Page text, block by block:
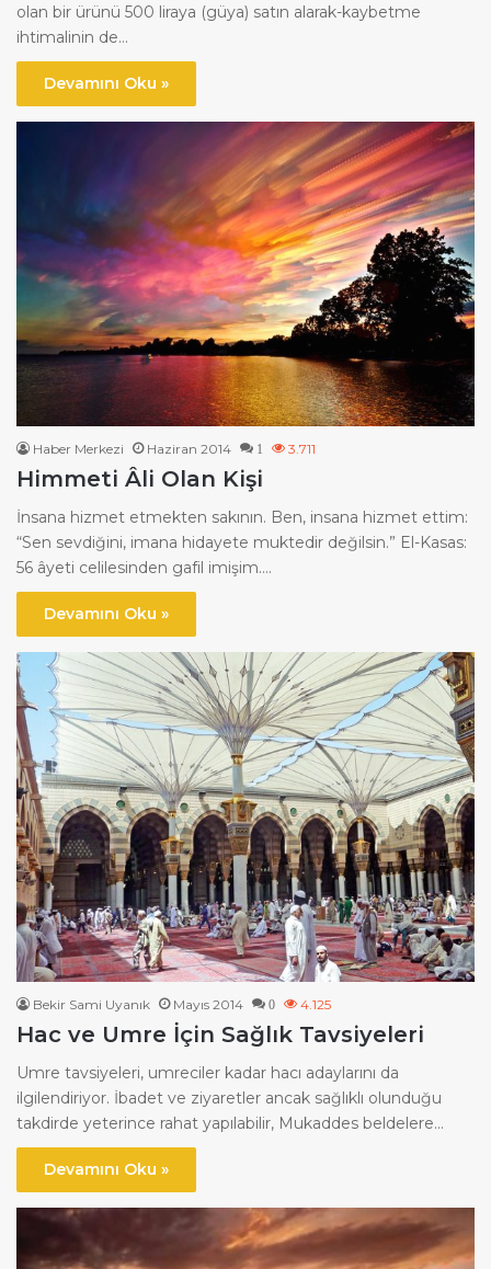
olan bir ürünü 500 liraya (güya) satın alarak-kaybetme
ihtimalinin de…
Devamını Oku »
Haber Merkezi Haziran 2014 1 3.711
Himmeti Âli Olan Kişi
İnsana hizmet etmekten sakının. Ben, insana hizmet ettim:
“Sen sevdiğini, imana hidayete muktedir değilsin.” El-Kasas:
56 âyeti celilesinden gafil imişim.…
Devamını Oku »
Bekir Sami Uyanık Mayıs 2014 0 4.125
Hac ve Umre İçin Sağlık Tavsiyeleri
Umre tavsiyeleri, umreciler kadar hacı adaylarını da
ilgilendiriyor. İbadet ve ziyaretler ancak sağlıklı olunduğu
takdirde yeterince rahat yapılabilir, Mukaddes beldelere…
Devamını Oku »